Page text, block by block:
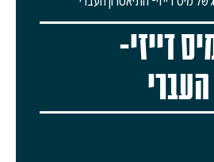
דייזי-